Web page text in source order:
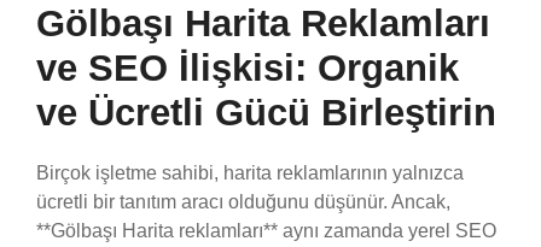
Gölbaşı Harita Reklamları
ve SEO İlişkisi: Organik
ve Ücretli Gücü Birleştirin
Birçok işletme sahibi, harita reklamlarının yalnızca
ücretli bir tanıtım aracı olduğunu düşünür. Ancak,
**Gölbaşı Harita reklamları** aynı zamanda yerel SEO